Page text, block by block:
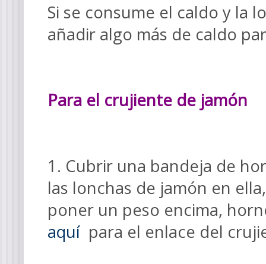
Si se consume el caldo y la
añadir algo más de caldo
Para el crujiente de jamón
1. Cubrir una bandeja de
las lonchas de jamón en
poner un peso encima,
aquí para el enlace del